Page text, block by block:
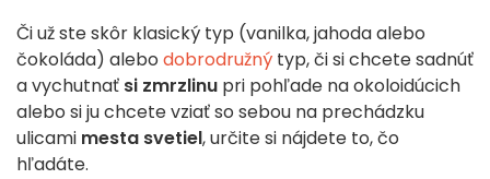
Či už ste skôr klasický typ (vanilka, jahoda alebo
čokoláda) alebo dobrodružný typ, či si chcete sadnúť
a vychutnať si zmrzlinu pri pohľade na okoloidúcich
alebo si ju chcete vziať so sebou na prechádzku
ulicami mesta svetiel, určite si nájdete to, čo
hľadáte.